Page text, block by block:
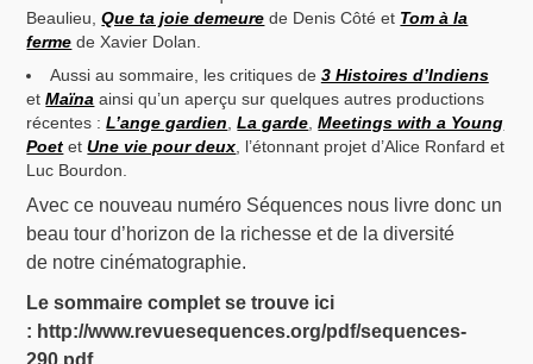
Beaulieu,Que ta joie demeure de Denis Côté et Tom à la
ferme de Xavier Dolan.
Aussi au sommaire, les critiques de 3 Histoires d’Indiens
etMaïna ainsi qu’un aperçu sur quelques autres productions
récentes :L’ange gardien ,La garde ,Meetings with a Young
Poet etUne vie pour deux , l’étonnant projet d’Alice Ronfard et
Luc Bourdon.
Avec ce nouveau numéro Séquences nous livre donc un
beau tour d’horizon de la richesse et de la diversité
de notre cinématographie.
Le sommaire complet se trouve ici
: http://www.revuesequences.org/pdf/sequences-
290.pdf